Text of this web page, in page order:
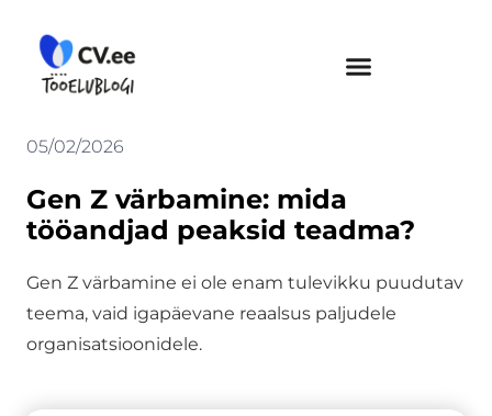
content
05/02/2026
Gen Z värbamine: mida
tööandjad peaksid teadma?
Gen Z värbamine ei ole enam tulevikku puudutav
teema, vaid igapäevane reaalsus paljudele
organisatsioonidele.